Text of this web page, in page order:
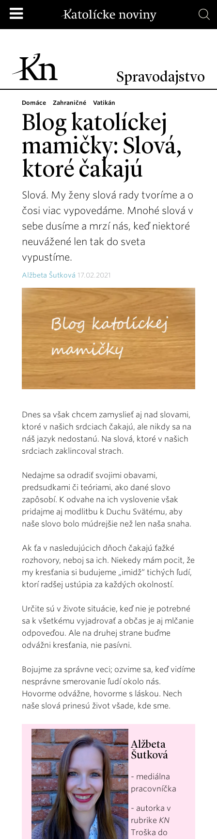
Spravodajstvo
Domáce Zahraničné Vatikán
Blog katolíckej
mamičky: Slová,
ktoré čakajú
Slová. My ženy slová rady tvoríme a o
čosi viac vypovedáme. Mnohé slová v
sebe dusíme a mrzí nás, keď niektoré
neuvážené len tak do sveta
vypustíme.
Alžbeta Šutková 17.02.2021
Dnes sa však chcem zamyslieť aj nad slovami,
ktoré v našich srdciach čakajú, ale nikdy sa na
náš jazyk nedostanú. Na slová, ktoré v našich
srdciach zaklincoval strach.
Nedajme sa odradiť svojimi obavami,
predsudkami či teóriami, ako dané slovo
zapôsobí. K odvahe na ich vyslovenie však
pridajme aj modlitbu k Duchu Svätému, aby
naše slovo bolo múdrejšie než len naša snaha.
Ak ťa v nasledujúcich dňoch čakajú ťažké
rozhovory, neboj sa ich. Niekedy mám pocit, že
my kresťania si budujeme „imidž“ tichých ľudí,
ktorí radšej ustúpia za každých okolností.
Určite sú v živote situácie, keď nie je potrebné
sa k všetkému vyjadrovať a občas je aj mlčanie
odpoveďou. Ale na druhej strane buďme
odvážni kresťania, nie pasívni.
Bojujme za správne veci; ozvime sa, keď vidíme
nesprávne smerovanie ľudí okolo nás.
Hovorme odvážne, hovorme s láskou. Nech
naše slová prinesú život všade, kde sme.
Alžbeta
Šutková
- mediálna
pracovníčka
- autorka v
rubrike KN
Troška do